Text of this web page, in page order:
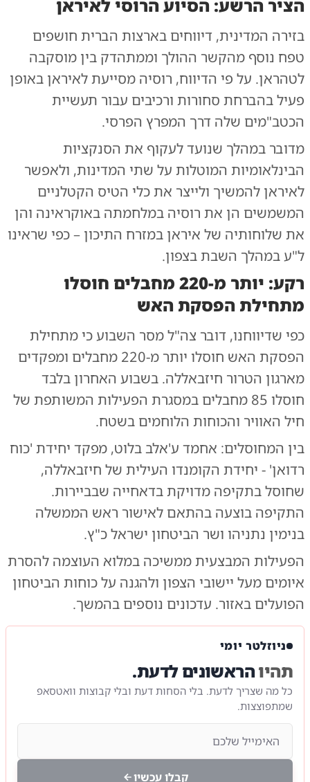
הציר הרשע: הסיוע הרוסי לאיראן
בזירה המדינית, דיווחים בארצות הברית חושפים
טפח נוסף מהקשר ההולך וממתהדק בין מוסקבה
לטהראן. על פי הדיווח, רוסיה מסייעת לאיראן באופן
פעיל בהברחת סחורות ורכיבים עבור תעשיית
הכטב"מים שלה דרך המפרץ הפרסי.
מדובר במהלך שנועד לעקוף את הסנקציות
הבינלאומיות המוטלות על שתי המדינות, ולאפשר
לאיראן להמשיך ולייצר את כלי הטיס הקטלניים
המשמשים הן את רוסיה במלחמתה באוקראינה והן
את שלוחותיה של איראן במזרח התיכון – כפי שראינו
ל"ע במהלך השבת בצפון.
רקע: יותר מ-220 מחבלים חוסלו
מתחילת הפסקת האש
כפי שדיווחנו, דובר צה"ל מסר השבוע כי מתחילת
הפסקת האש חוסלו יותר מ-220 מחבלים ומפקדים
מארגון הטרור חיזבאללה. בשבוע האחרון בלבד
חוסלו 85 מחבלים במסגרת הפעילות המשותפת של
חיל האוויר והכוחות הלוחמים בשטח.
בין המחוסלים: אחמד ע'אלב בלוט, מפקד יחידת 'כוח
רדואן' - יחידת הקומנדו העילית של חיזבאללה,
שחוסל בתקיפה מדויקת בדאחייה שבביירות.
התקיפה בוצעה בהתאם לאישור ראש הממשלה
בנימין נתניהו ושר הביטחון ישראל כ"ץ.
הפעילות המבצעית ממשיכה במלוא העוצמה להסרת
איומים מעל יישובי הצפון ולהגנה על כוחות הביטחון
הפועלים באזור. עדכונים נוספים בהמשך.
ניוזלטר יומי
תהיוהראשונים לדעת.
כל מה שצריך לדעת. בלי הסחות דעת ובלי קבוצות וואטסאפ
שמתפוצצות.
קבלו עכשיו